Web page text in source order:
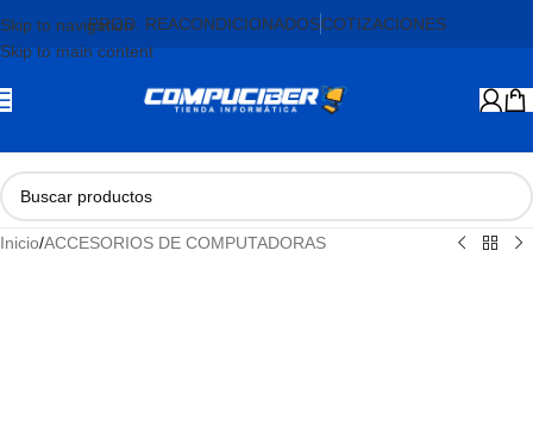
Skip to navigation
Skip to main content
PROD. REACONDICIONADOSCOTIZACIONES
Inicio/ACCESORIOS DE COMPUTADORAS